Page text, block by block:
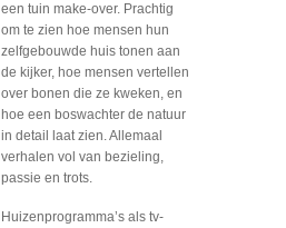
een tuin make-over. Prachtig
om te zien hoe mensen hun
zelfgebouwde huis tonen aan
de kijker, hoe mensen vertellen
over bonen die ze kweken, en
hoe een boswachter de natuur
in detail laat zien. Allemaal
verhalen vol van bezieling,
passie en trots.
Huizenprogramma’s als tv-